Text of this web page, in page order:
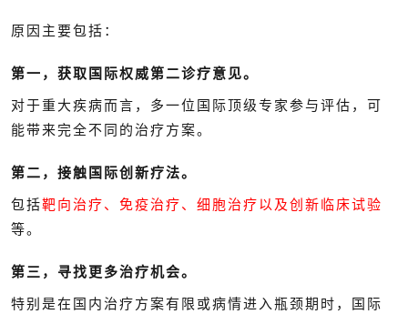
原因主要包括：
第一，获取国际权威第二诊疗意见。
对于重大疾病而言，多一位国际顶级专家参与评估，可
能带来完全不同的治疗方案。
第二，接触国际创新疗法。
包括靶向治疗、免疫治疗、细胞治疗以及创新临床试验
等。
第三，寻找更多治疗机会。
特别是在国内治疗方案有限或病情进入瓶颈期时，国际